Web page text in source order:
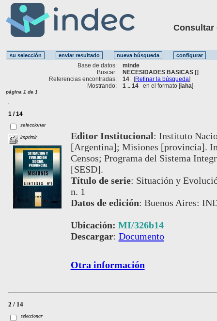
Consultar
Base de datos:
minde
Buscar:
NECESIDADES BASICAS []
Referencias encontradas:
14 [Refinar la búsqueda]
Mostrando:
1 .. 14 en el formato [iaha]
página 1 de 1
1 / 14
seleccionar
imprimir Editor Institucional: Instituto
[Argentina]; Misiones [provincia].
Censos; Programa del Sistema
[SESD].
Título de serie: Situación y
n. 1
Datos de edición: Buenos Aires:
Ubicación: MI/326b14
Descargar: Documento
Otra información
2 / 14
seleccionar